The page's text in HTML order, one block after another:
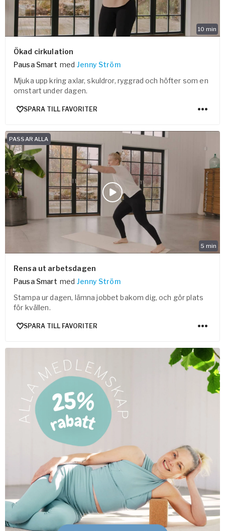
10 min
Ökad cirkulation
Pausa Smart med Jenny Ström
Mjuka upp kring axlar, skuldror, ryggrad och höfter som en
omstart under dagen.
SPARA TILL FAVORITER
5 min
PASSAR ALLA
Rensa ut arbetsdagen
Pausa Smart med Jenny Ström
Stampa ur dagen, lämna jobbet bakom dig, och gör plats
för kvällen.
SPARA TILL FAVORITER